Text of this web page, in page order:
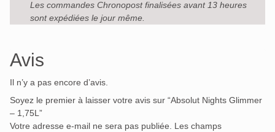
Les commandes Chronopost finalisées avant 13 heures
sont expédiées le jour même.
Avis
Il n’y a pas encore d’avis.
Soyez le premier à laisser votre avis sur “Absolut Nights Glimmer
– 1,75L”
Votre adresse e-mail ne sera pas publiée.
Les champs